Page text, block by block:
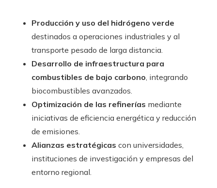
Producción y uso del hidrógeno verde
destinados a operaciones industriales y al
transporte pesado de larga distancia.
Desarrollo de infraestructura para
combustibles de bajo carbono, integrando
biocombustibles avanzados.
Optimización de las refinerías mediante
iniciativas de eficiencia energética y reducción
de emisiones.
Alianzas estratégicas con universidades,
instituciones de investigación y empresas del
entorno regional.